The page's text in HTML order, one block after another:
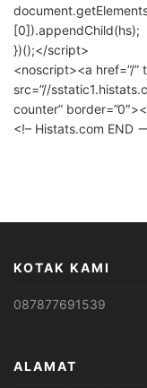
[0]).appendChild(hs);
})();</script>
<noscript><a href=”/”
src=”//
counter”
<!– Histats.com END
KOTAK KAMI
087877691539
ALAMAT